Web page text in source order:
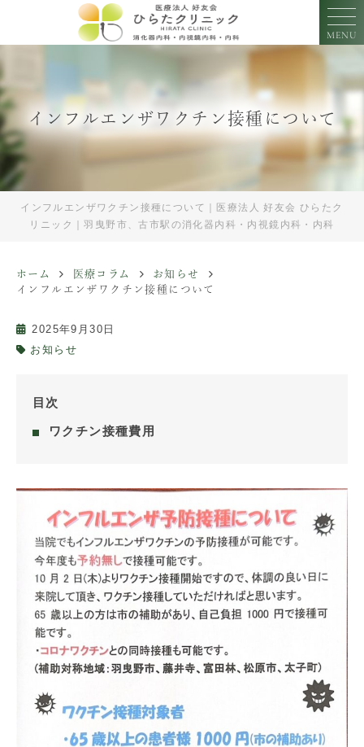
MENU
インフルエンザワクチン接種について
インフルエンザワクチン接種について｜医療法人 好友会 ひらたク
リニック｜羽曳野市、古市駅の消化器内科・内視鏡内科・内科
ホーム 医療コラム
お知らせ
インフルエンザワクチン接種について
2025年9月30日
お知らせ
目次
ワクチン接種費用